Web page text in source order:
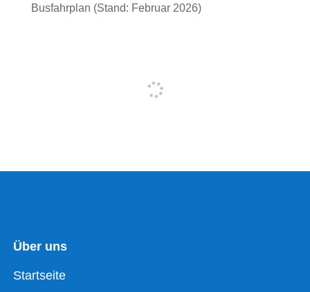
Busfahrplan (Stand: Februar 2026)
Über uns
Startseite